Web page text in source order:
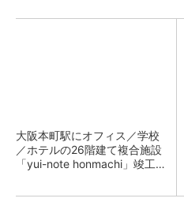
大阪本町駅にオフィス／学校
／ホテルの26階建て複合施設
「yui-note honmachi」竣工、